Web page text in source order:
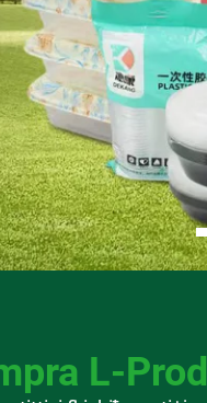
L-